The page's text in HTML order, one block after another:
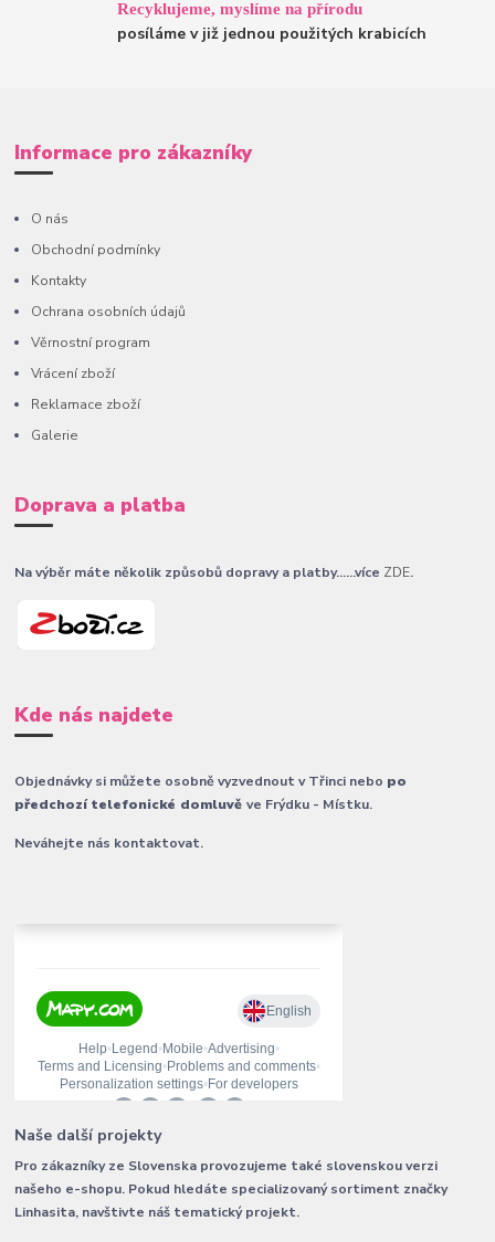
Recyklujeme, myslíme na přírodu
posíláme v již jednou použitých krabicích
Informace pro zákazníky
O nás
Obchodní podmínky
Kontakty
Ochrana osobních údajů
Věrnostní program
Vrácení zboží
Reklamace zboží
Galerie
Doprava a platba
Na výběr máte několik způsobů dopravy a platby......více ZDE.
Kde nás najdete
Objednávky si můžete osobně vyzvednout v Třinci nebo po
předchozí telefonické domluvěve Frýdku - Místku.
Neváhejte nás kontaktovat.
Naše další projekty
Pro zákazníky ze Slovenska provozujeme také slovenskou verzi
našeho e-shopu. Pokud hledáte specializovaný sortiment značky
Linhasita, navštivte náš tematický projekt.